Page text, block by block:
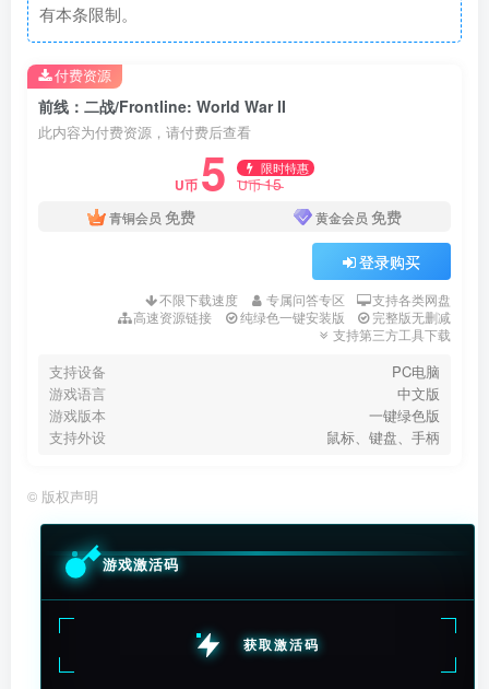
有本条限制。
前线：二战/Frontline: World War II
此内容为付费资源，请付费后查看
U币 5 限时特惠
U币15
青铜会员 免费 黄金会员 免费
登录购买
不限下载速度 专属问答专区
支持各类网盘
高速资源链接
纯绿色一键安装版
完整版无删减
支持第三方工具下载
支持设备
PC电脑
游戏语言
中文版
游戏版本
一键绿色版
支持外设
鼠标、键盘、手柄
付费资源
© 版权声明
游戏激活码
获取激活码